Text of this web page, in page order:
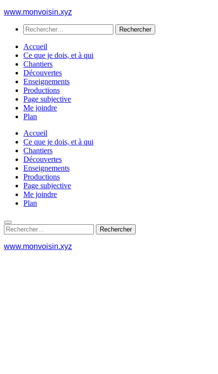
Au
www.monvoisin.xyz
Rechercher :
Accueil
Ce que je dois, et à qui
Chantiers
Découvertes
Enseignements
Productions
Page subjective
Me joindre
Plan
Accueil
Ce que je dois, et à qui
Chantiers
Découvertes
Enseignements
Productions
Page subjective
Me joindre
Plan
Rechercher :
www.monvoisin.xyz